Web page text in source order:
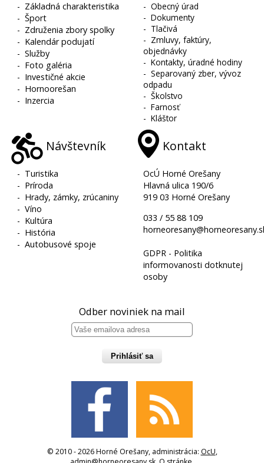
- Základná charakteristika
-Šport
- Združenia zbory spolky
- Kalendár podujatí
-Služby
- Foto galéria
- Investičné akcie
- Hornoorešan
- Inzercia
-Obecný úrad
-Dokumenty
- Tlačivá
- Zmluvy, faktúry,
objednávky
-Kontakty, úradné hodiny
-Separovaný zber, vývoz
odpadu
-Školstvo
-Farnosť
-Kláštor
Návštevník
- Turistika
- Príroda
- Hrady, zámky, zrúcaniny
-Víno
- Kultúra
- História
-Autobusové spoje
Kontakt
OcÚ Horné Orešany
Hlavná ulica 190/6
919 03 Horné Orešany
033 / 55 88 109
GDPR - Politika
informovanosti dotknutej
osoby
Odber noviniek na mail
Prihlásiť sa
© 2010 - 2026 Horné Orešany, administrácia: OcU,